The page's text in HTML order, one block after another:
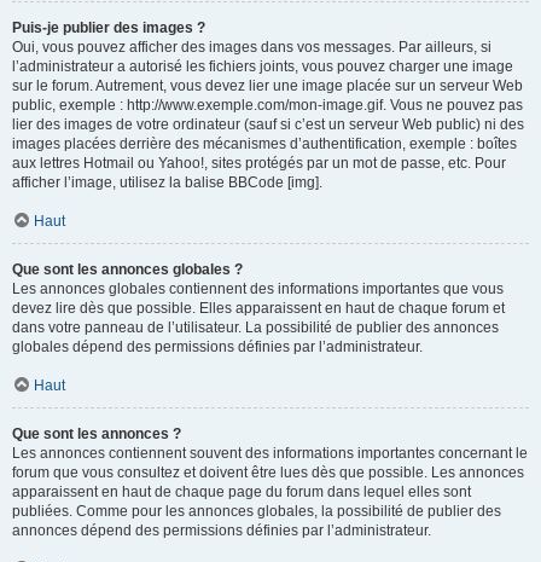
Puis-je publier des images ?
Oui, vous pouvez afficher des images dans vos messages. Par ailleurs, si
l’administrateur a autorisé les fichiers joints, vous pouvez charger une image
sur le forum. Autrement, vous devez lier une image placée sur un serveur Web
public, exemple : http://www.exemple.com/mon-image.gif. Vous ne pouvez pas
lier des images de votre ordinateur (sauf si c’est un serveur Web public) ni des
images placées derrière des mécanismes d’authentification, exemple : boîtes
aux lettres Hotmail ou Yahoo!, sites protégés par un mot de passe, etc. Pour
afficher l’image, utilisez la balise BBCode [img].
Haut
Que sont les annonces globales ?
Les annonces globales contiennent des informations importantes que vous
devez lire dès que possible. Elles apparaissent en haut de chaque forum et
dans votre panneau de l’utilisateur. La possibilité de publier des annonces
globales dépend des permissions définies par l’administrateur.
Haut
Que sont les annonces ?
Les annonces contiennent souvent des informations importantes concernant le
forum que vous consultez et doivent être lues dès que possible. Les annonces
apparaissent en haut de chaque page du forum dans lequel elles sont
publiées. Comme pour les annonces globales, la possibilité de publier des
annonces dépend des permissions définies par l’administrateur.